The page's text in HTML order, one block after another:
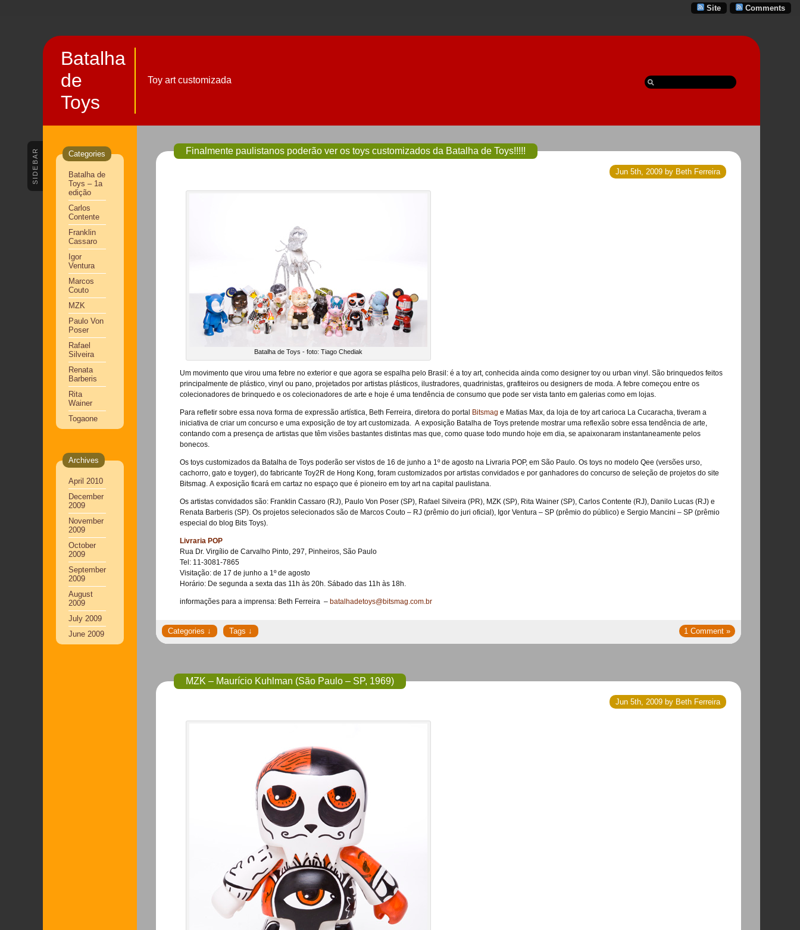
Comments
Site
Batalha
de
Toys
Toy art customizada
SIDEBAR Categories
Batalha de
Toys – 1a
edição
Carlos
Contente
Franklin
Cassaro
Igor
Ventura
Marcos
Couto
MZK
Paulo Von
Poser
Rafael
Silveira
Renata
Barberis
Rita
Wainer
Togaone
Archives
April 2010
December
2009
November
2009
October
2009
September
2009
August
2009
July 2009
June 2009
Finalmente paulistanos poderão ver os toys customizados da Batalha de Toys!!!!!
Jun 5th, 2009 by Beth Ferreira
Batalha de Toys - foto: Tiago Chediak
Um movimento que virou uma febre no exterior e que agora se espalha pelo Brasil: é a toy art, conhecida ainda como designer toy ou urban vinyl. São brinquedos feitos
principalmente de plástico, vinyl ou pano, projetados por artistas plásticos, ilustradores, quadrinistas, grafiteiros ou designers de moda. A febre começou entre os
colecionadores de brinquedo e os colecionadores de arte e hoje é uma tendência de consumo que pode ser vista tanto em galerias como em lojas.
Para refletir sobre essa nova forma de expressão artística, Beth Ferreira, diretora do portal Bitsmag e Matias Max, da loja de toy art carioca La Cucaracha, tiveram a
iniciativa de criar um concurso e uma exposição de toy art customizada. A exposição Batalha de Toys pretende mostrar uma reflexão sobre essa tendência de arte,
contando com a presença de artistas que têm visões bastantes distintas mas que, como quase todo mundo hoje em dia, se apaixonaram instantaneamente pelos
bonecos.
Os toys customizados da Batalha de Toys poderão ser vistos de 16 de junho a 1º de agosto na Livraria POP, em São Paulo. Os toys no modelo Qee (versões urso,
cachorro, gato e toyger), do fabricante Toy2R de Hong Kong, foram customizados por artistas convidados e por ganhadores do concurso de seleção de projetos do site
Bitsmag. A exposição ficará em cartaz no espaço que é pioneiro em toy art na capital paulistana.
Os artistas convidados são: Franklin Cassaro (RJ), Paulo Von Poser (SP), Rafael Silveira (PR), MZK (SP), Rita Wainer (SP), Carlos Contente (RJ), Danilo Lucas (RJ) e
Renata Barberis (SP). Os projetos selecionados são de Marcos Couto – RJ (prêmio do juri oficial), Igor Ventura – SP (prêmio do público) e Sergio Mancini – SP (prêmio
especial do blog Bits Toys).
Livraria POP
Rua Dr. Virgílio de Carvalho Pinto, 297, Pinheiros, São Paulo
Tel: 11-3081-7865
Visitação: de 17 de junho a 1º de agosto
Horário: De segunda a sexta das 11h às 20h. Sábado das 11h às 18h.
informações para a imprensa: Beth Ferreira – batalhadetoys@bitsmag.com.br
1 Comment »
MZK – Maurício Kuhlman (São Paulo – SP, 1969)
Jun 5th, 2009 by Beth Ferreira